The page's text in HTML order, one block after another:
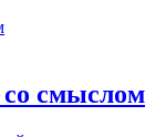
смыслом